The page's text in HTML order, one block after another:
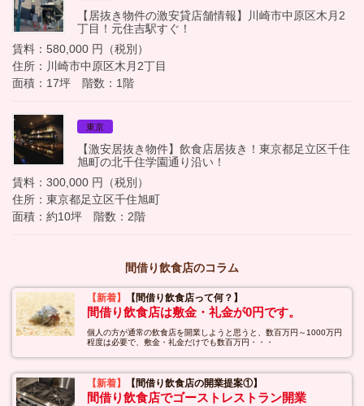
【居抜き物件の激安貸店舗情報】川崎市中原区木月2
丁目！元住吉駅すぐ！
賃料：580,000 円（税別）
住所：川崎市中原区木月2丁目
面積：17坪 階数：1階
東京
【激安居抜き物件】飲食店居抜き！東京都足立区千住
旭町の北千住学園通り沿い！
賃料：300,000 円（税別）
住所：東京都足立区千住旭町
面積：約10坪 階数：2階
間借り飲食店のコラム
【新着】 【間借り飲食店って何？】
間借り飲食店は敷金・礼金が0円です。
個人の方が通常の飲食店を開業しようと思うと、数百万円～1000万円
程度は必要で、敷金・礼金だけでも数百万円・・・
【新着】 【間借り飲食店の開業提案①】
間借り飲食店でゴーストレストラン開業